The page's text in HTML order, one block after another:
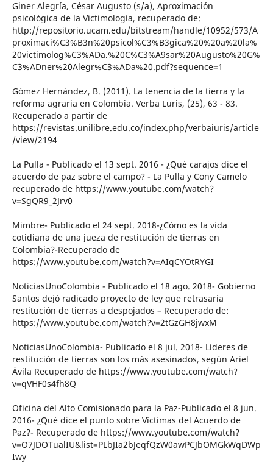
Giner Alegría, César Augusto (s/a), Aproximación
psicológica de la Victimología, recuperado de:
http://repositorio.ucam.edu/bitstream/handle/10952/573/A
proximaci%C3%B3n%20psicol%C3%B3gica%20%20a%20la%
20victimolog%C3%ADa.%20C%C3%A9sar%20Augusto%20G%
C3%ADner%20Alegr%C3%ADa%20.pdf?sequence=1
Gómez Hernández, B. (2011). La tenencia de la tierra y la
reforma agraria en Colombia. Verba Luris, (25), 63 - 83.
Recuperado a partir de
https://revistas.unilibre.edu.co/index.php/verbaiuris/article
/view/2194
La Pulla - Publicado el 13 sept. 2016 - ¿Qué carajos dice el
acuerdo de paz sobre el campo? - La Pulla y Cony Camelo
recuperado de https://www.youtube.com/watch?
v=SgQR9_2Jrv0
Mimbre- Publicado el 24 sept. 2018-¿Cómo es la vida
cotidiana de una jueza de restitución de tierras en
Colombia?-Recuperado de
https://www.youtube.com/watch?v=AIqCYOtRYGI
NoticiasUnoColombia - Publicado el 18 ago. 2018- Gobierno
Santos dejó radicado proyecto de ley que retrasaría
restitución de tierras a despojados – Recuperado de:
https://www.youtube.com/watch?v=2tGzGH8jwxM
NoticiasUnoColombia- Publicado el 8 jul. 2018- Líderes de
restitución de tierras son los más asesinados, según Ariel
Ávila Recuperado de https://www.youtube.com/watch?
v=qVHF0s4fh8Q
Oficina del Alto Comisionado para la Paz-Publicado el 8 jun.
2016- ¿Qué dice el punto sobre Víctimas del Acuerdo de
Paz?- Recuperado de https://www.youtube.com/watch?
v=O7JDOTualIU&list=PLbJIa2bJeqfQzW0awPCJbOMGkWqDWp
Iwy